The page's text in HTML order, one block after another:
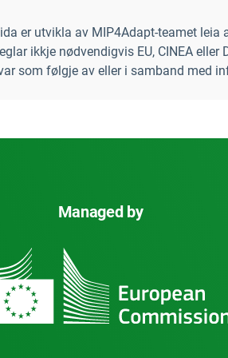
er utvikla av MIP4Adapt-teamet leia
ikkje nødvendigvis EU, CINEA
som følgje av eller i samband med
Managed by